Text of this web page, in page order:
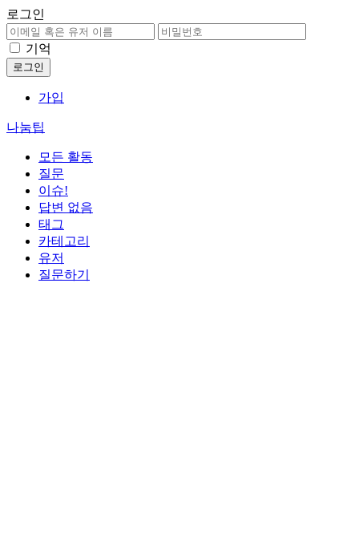
로그인
기억
가입
나눔팁
모든 활동
질문
이슈!
답변 없음
태그
카테고리
유저
질문하기